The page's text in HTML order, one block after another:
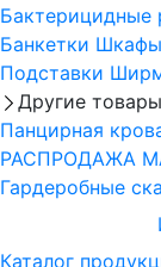
Бактерицидные
Банкетки Шкафы
Подставки
Другие товары
Панцирная
РАСПРОДАЖА
Гардеробные
Каталог